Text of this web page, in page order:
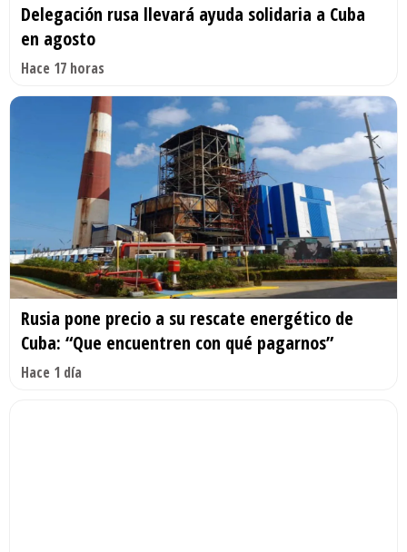
Delegación rusa llevará ayuda solidaria a Cuba
en agosto
Hace 17 horas
Rusia pone precio a su rescate energético de
Cuba: “Que encuentren con qué pagarnos”
Hace 1 día